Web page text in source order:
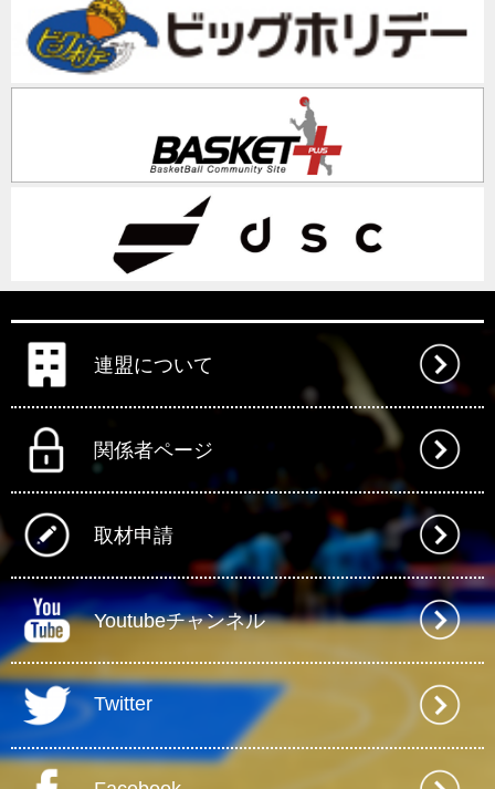
連盟について
関係者ページ
取材申請
Youtubeチャンネル
Twitter